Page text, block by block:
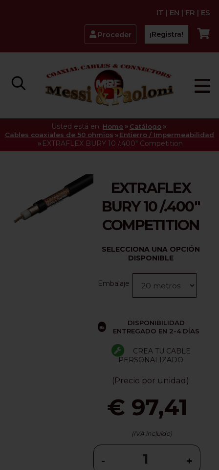
IT | EN | FR | ES
Proceder ¡Registra!
Usted está en: Home » Catálogo »
Cables coaxiales de 50 ohmios » Entierro / Impermeabilidad
» EXTRAFLEX BURY 10 /.400" Competition
EXTRAFLEX
BURY 10 /.400"
COMPETITION
SELECCIONA UNA OPCIÓN
DISPONIBLE
Embalaje
DISPONIBILIDAD
ENTREGADO EN 2-4 DÍAS
CREA TU CABLE
PERSONALIZADO
(Precio por unidad)
€ 97,41
(IVA incluido)
- +